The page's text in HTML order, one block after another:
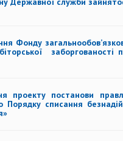
Фонду
постанови
списання